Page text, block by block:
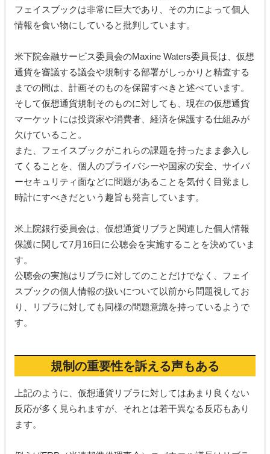
フェイスブックは非常に巨大であり、その力によって個人
情報を食い物にしていると批判しています。
米下院金融サービス委員会のMaxine Waters委員長は、仮想
通貨を審議する議会や規制する部署がしっかりと精査する
までの間は、計画そのものを保留すべきと述べています。
そして仮想通貨規制そのものに対しても、現在の仮想通貨
マーケットには投資家や消費者、経済を保護する仕組みが
欠けていること。
また、フェイスブックがこれらの課題を持ったまま参入し
てくることを、個人のプライバシーや国家の安全、サイバ
ーセキュリティ面などに問題があることを気付く目覚まし
時計にすべきだという趣旨も発言しています。
米上院銀行委員会は、仮想通貨リブラと関連した個人情報
保護に関して7月16日に公聴会を実施することを決めていま
す。
公聴会の実施はリブラに対してのことだけでなく、フェイ
スブックの個人情報の扱いについて以前から問題視してお
り、リブラに対しても同様の問題意識を持っているようで
す。
規制の重要性を訴える声もある
上記のように、仮想通貨リブラに対してはあまり良くない
反応が多く見られますが、それとは若干異なる反応もあり
ます。